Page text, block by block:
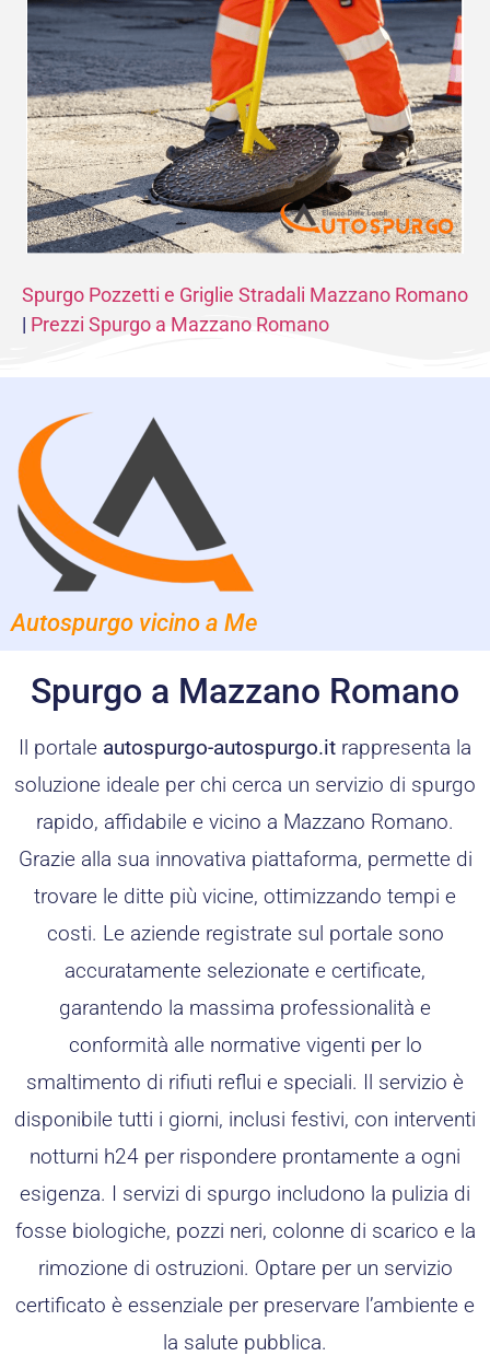
Spurgo Pozzetti e Griglie Stradali Mazzano Romano
| Prezzi Spurgo a Mazzano Romano
Autospurgo vicino a Me
Spurgo a Mazzano Romano
Il portale autospurgo-autospurgo.it rappresenta la
soluzione ideale per chi cerca un servizio di spurgo
rapido, affidabile e vicino a Mazzano Romano.
Grazie alla sua innovativa piattaforma, permette di
trovare le ditte più vicine, ottimizzando tempi e
costi. Le aziende registrate sul portale sono
accuratamente selezionate e certificate,
garantendo la massima professionalità e
conformità alle normative vigenti per lo
smaltimento di rifiuti reflui e speciali. Il servizio è
disponibile tutti i giorni, inclusi festivi, con interventi
notturni h24 per rispondere prontamente a ogni
esigenza. I servizi di spurgo includono la pulizia di
fosse biologiche, pozzi neri, colonne di scarico e la
rimozione di ostruzioni. Optare per un servizio
certificato è essenziale per preservare l’ambiente e
la salute pubblica.